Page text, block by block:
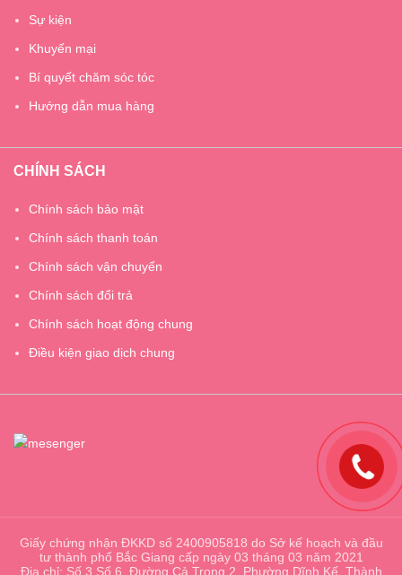
Sự kiện
Khuyến mại
Bí quyết chăm sóc tóc
Hướng dẫn mua hàng
CHÍNH SÁCH
Chính sách bảo mật
Chính sách thanh toán
Chính sách vận chuyển
Chính sách đổi trả
Chính sách hoạt động chung
Điều kiện giao dịch chung
Giấy chứng nhận ĐKKD số 2400905818 do Sở kế hoạch và đầu
tư thành phố Bắc Giang cấp ngày 03 tháng 03 năm 2021
Địa chỉ: Số 3 Số 6, Đường Cả Trọng 2, Phường Dĩnh Kế, Thành